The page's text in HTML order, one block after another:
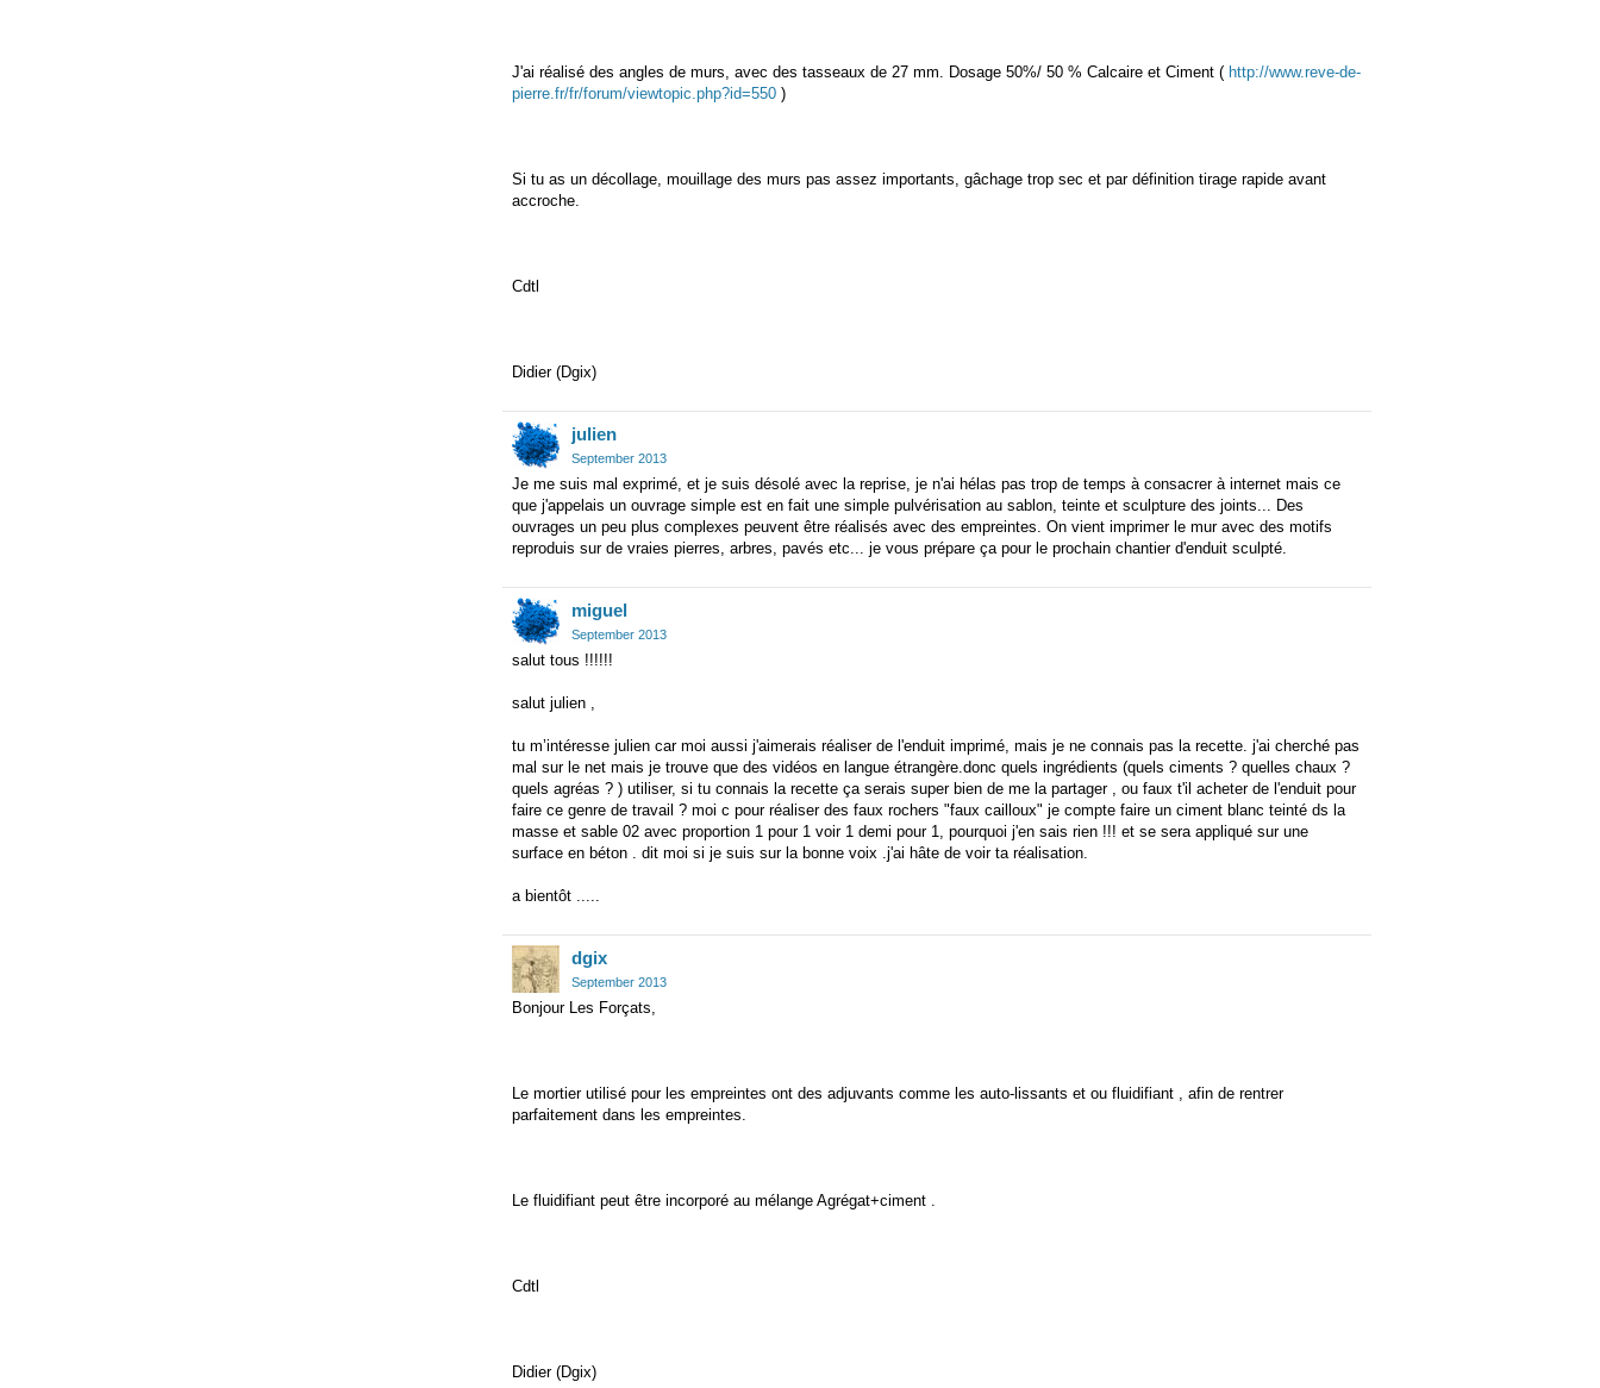
J'ai réalisé des angles de murs, avec des tasseaux de 27 mm. Dosage 50%/ 50 % Calcaire et Ciment ( http://www.reve-de-
pierre.fr/fr/forum/viewtopic.php?id=550 )
Si tu as un décollage, mouillage des murs pas assez importants, gâchage trop sec et par définition tirage rapide avant
accroche.
Cdtl
Didier (Dgix)
julien
September 2013
Je me suis mal exprimé, et je suis désolé avec la reprise, je n'ai hélas pas trop de temps à consacrer à internet mais ce
que j'appelais un ouvrage simple est en fait une simple pulvérisation au sablon, teinte et sculpture des joints... Des
ouvrages un peu plus complexes peuvent être réalisés avec des empreintes. On vient imprimer le mur avec des motifs
reproduis sur de vraies pierres, arbres, pavés etc... je vous prépare ça pour le prochain chantier d'enduit sculpté.
miguel
September 2013
salut tous !!!!!!
salut julien ,
tu m’intéresse julien car moi aussi j'aimerais réaliser de l'enduit imprimé, mais je ne connais pas la recette. j'ai cherché pas
mal sur le net mais je trouve que des vidéos en langue étrangère.donc quels ingrédients (quels ciments ? quelles chaux ?
quels agréas ? ) utiliser, si tu connais la recette ça serais super bien de me la partager , ou faux t'il acheter de l'enduit pour
faire ce genre de travail ? moi c pour réaliser des faux rochers "faux cailloux" je compte faire un ciment blanc teinté ds la
masse et sable 02 avec proportion 1 pour 1 voir 1 demi pour 1, pourquoi j'en sais rien !!! et se sera appliqué sur une
surface en béton . dit moi si je suis sur la bonne voix .j'ai hâte de voir ta réalisation.
a bientôt .....
dgix
September 2013
Bonjour Les Forçats,
Le mortier utilisé pour les empreintes ont des adjuvants comme les auto-lissants et ou fluidifiant , afin de rentrer
parfaitement dans les empreintes.
Le fluidifiant peut être incorporé au mélange Agrégat+ciment .
Cdtl
Didier (Dgix)